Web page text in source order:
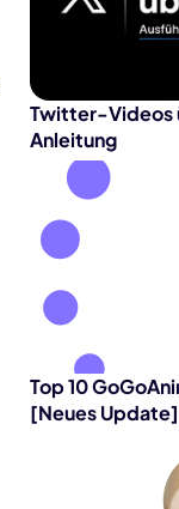
Twitter-Videos
Anleitung
Top 10
[Neues Update]